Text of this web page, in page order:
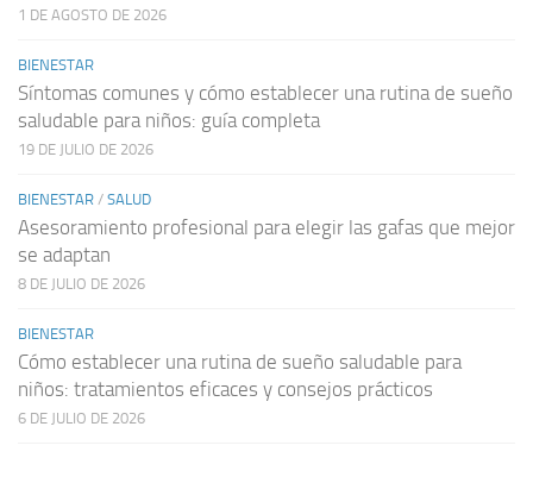
1 DE AGOSTO DE 2026
BIENESTAR
Síntomas comunes y cómo establecer una rutina de sueño
saludable para niños: guía completa
19 DE JULIO DE 2026
BIENESTAR / SALUD
Asesoramiento profesional para elegir las gafas que mejor
se adaptan
8 DE JULIO DE 2026
BIENESTAR
Cómo establecer una rutina de sueño saludable para
niños: tratamientos eficaces y consejos prácticos
6 DE JULIO DE 2026